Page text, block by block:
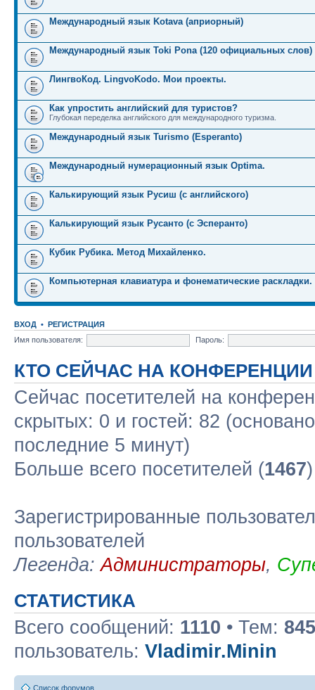
Международный язык Kotava (априорный)
Международный язык Toki Pona (120 официальных слов)
ЛингвоКод. LingvoKodo. Мои проекты.
Как упростить английский для туристов?
Глубокая переделка английского для международного туризма.
Международный язык Turismo (Esperanto)
Международный нумерационный язык Optima.
Калькирующий язык Русиш (с английского)
Калькирующий язык Русанто (с Эсперанто)
Кубик Рубика. Метод Михайленко.
Компьютерная клавиатура и фонематические раскладки.
ВХОД • РЕГИСТРАЦИЯ
Имя пользователя:
Пароль:
КТО СЕЙЧАС НА КОНФЕРЕНЦИИ
Сейчас посетителей на
скрытых: 0 и гостей: 82
последние 5 минут)
Больше всего посетителей (1467
Зарегистрированные
пользователей
Легенда:Администраторы,
СТАТИСТИКА
Всего сообщений: 1110 • Тем: 845
пользователь: Vladimir.Minin
Список форумов